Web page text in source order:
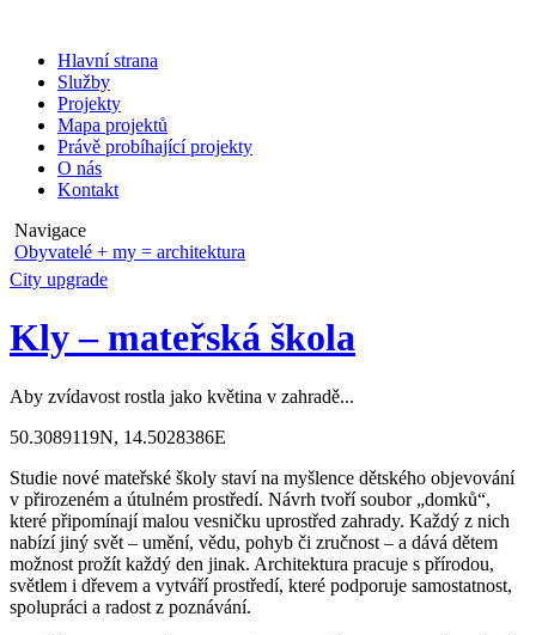
Hlavní strana
Služby
Projekty
Mapa projektů
Právě probíhající projekty
O nás
Kontakt
Navigace
Obyvatelé + my = architektura
City upgrade
Kly – mateřská škola
Aby zvídavost rostla jako květina v zahradě...
50.3089119N, 14.5028386E
Studie nové mateřské školy staví na myšlence dětského objevování
v přirozeném a útulném prostředí. Návrh tvoří soubor „domků“,
které připomínají malou vesničku uprostřed zahrady. Každý z nich
nabízí jiný svět – umění, vědu, pohyb či zručnost – a dává dětem
možnost prožít každý den jinak. Architektura pracuje s přírodou,
světlem i dřevem a vytváří prostředí, které podporuje samostatnost,
spolupráci a radost z poznávání.